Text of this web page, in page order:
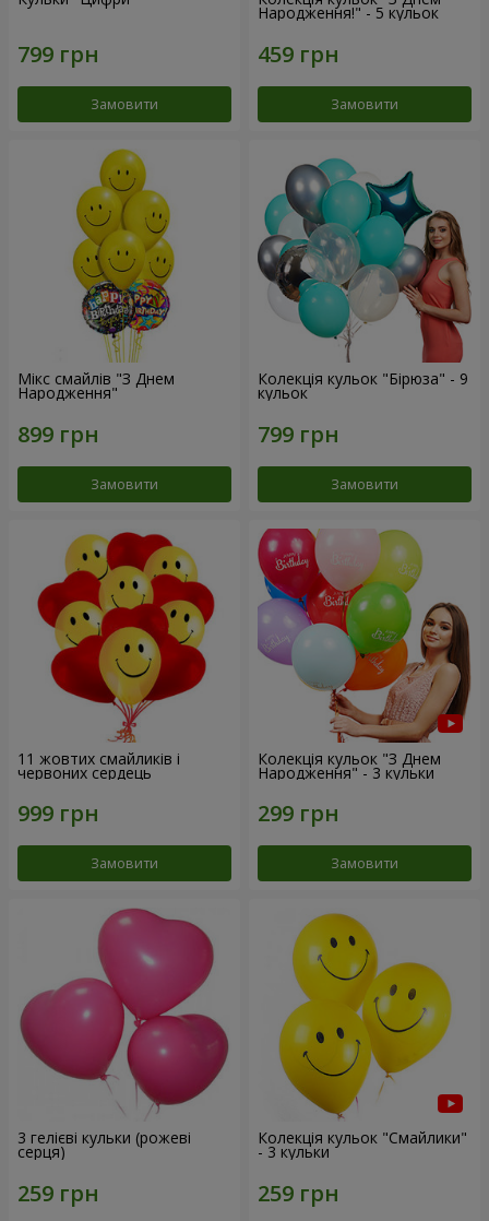
Замовити
Народження!" - 5 кульок
Замовити
Мікс смайлів "З Днем
Народження"
Замовити
Колекція кульок "Бірюза" - 9
кульок
Замовити
11 жовтих смайликів і
червоних сердець
Замовити
Колекція кульок "З Днем
Народження" - 3 кульки
Замовити
3 гелієві кульки (рожеві
серця)
Колекція кульок "Смайлики"
- 3 кульки